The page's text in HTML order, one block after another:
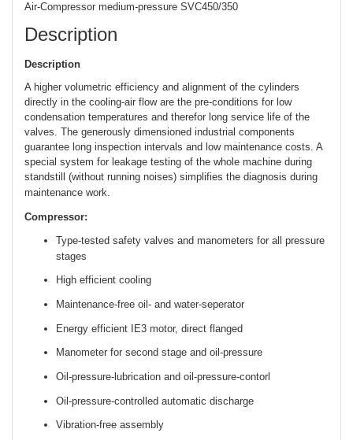
Air-Compressor medium-pressure SVC450/350
Description
Description
A higher volumetric efficiency and alignment of the cylinders
directly in the cooling-air flow are the pre-conditions for low
condensation temperatures and therefor long service life of the
valves. The generously dimensioned industrial components
guarantee long inspection intervals and low maintenance costs. A
special system for leakage testing of the whole machine during
standstill (without running noises) simplifies the diagnosis during
maintenance work.
Compressor:
Type-tested safety valves and manometers for all pressure
stages
High efficient cooling
Maintenance-free oil- and water-seperator
Energy efficient IE3 motor, direct flanged
Manometer for second stage and oil-pressure
Oil-pressure-lubrication and oil-pressure-contorl
Oil-pressure-controlled automatic discharge
Vibration-free assembly